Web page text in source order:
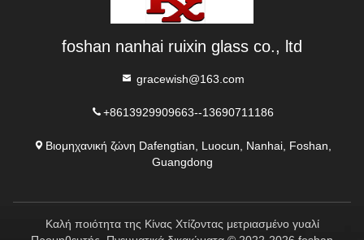
foshan nanhai ruixin glass co., ltd
gracewish@163.com
+8613929909663--13690711186
Βιομηχανική ζώνη Dafengtian, Luocun, Nanhai, Foshan,
Guangdong
Καλή ποιότητα της Κίνας Χτίζοντας μετριασμένο γυαλί